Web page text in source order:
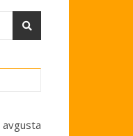
avgusta